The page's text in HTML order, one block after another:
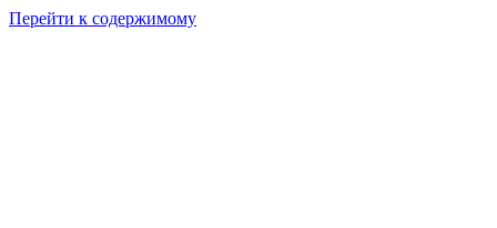
Перейти к содержимому